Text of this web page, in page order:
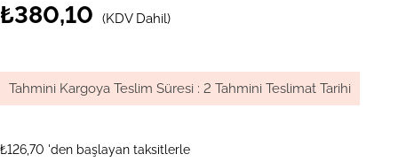
₺380,10 (KDV Dahil)
Tahmini Kargoya Teslim Süresi : 2 Tahmini Teslimat Tarihi
₺126,70 'den başlayan taksitlerle